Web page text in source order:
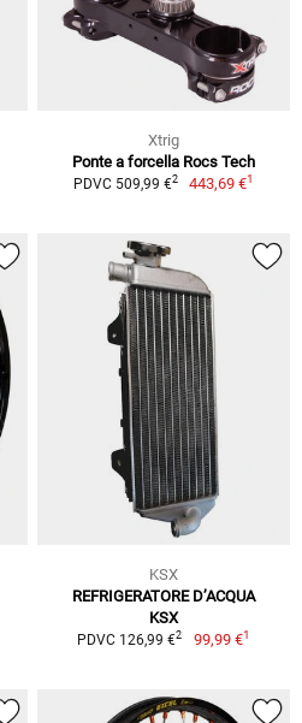
Xtrig
Ponte a forcella Rocs Tech
PDVC 509,99 €2 443,69 €1
KSX
REFRIGERATORE D’ACQUA
KSX
PDVC 126,99 €2 99,99 €1